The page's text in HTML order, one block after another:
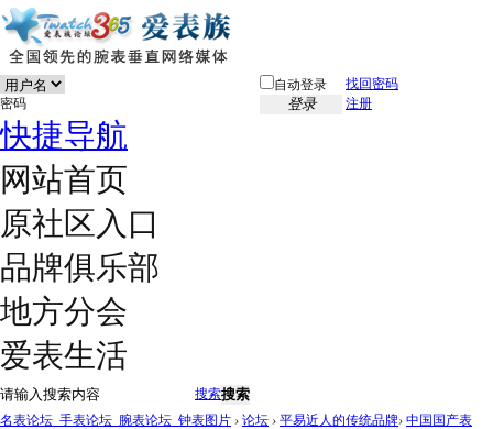
自动登录
找回密码
密码
登录 注册
快捷导航
网站首页
原社区入口
品牌俱乐部
地方分会
爱表生活
搜索搜索
名表论坛_手表论坛_腕表论坛_钟表图片 › 论坛 › 平易近人的传统品牌› 中国国产表